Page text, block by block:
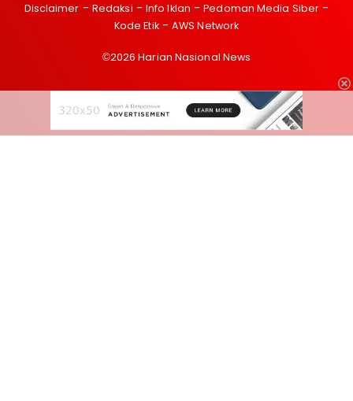
Disclaimer Redaksi Info Iklan
Pedoman Media Siber
Kode Etik
AWS Network
©2026 Harian Nasional News